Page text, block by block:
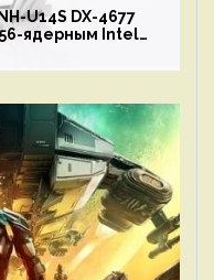
U14S DX-4677
56-ядерным Intel